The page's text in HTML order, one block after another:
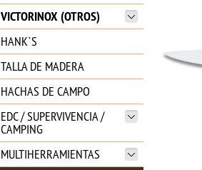
VICTORINOX (OTROS)
HANK`S
TALLA DE MADERA
HACHAS DE CAMPO
EDC / SUPERVIVENCIA /
CAMPING
MULTIHERRAMIENTAS